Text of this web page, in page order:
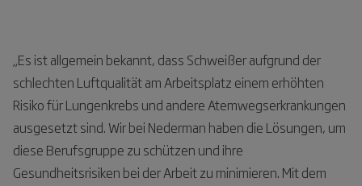
„Es ist allgemein bekannt, dass Schweißer aufgrund der
schlechten Luftqualität am Arbeitsplatz einem erhöhten
Risiko für Lungenkrebs und andere Atemwegserkrankungen
ausgesetzt sind. Wir bei Nederman haben die Lösungen, um
diese Berufsgruppe zu schützen und ihre
Gesundheitsrisiken bei der Arbeit zu minimieren. Mit dem